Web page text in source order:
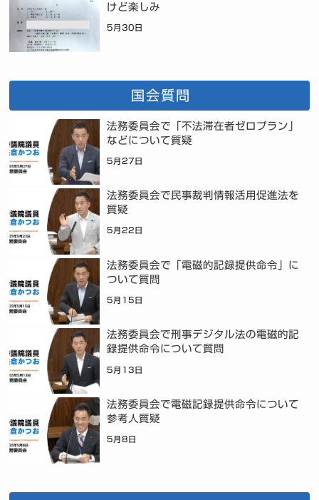
けど楽しみ
5月30日
国会質問
法務委員会で「不法滞在者ゼロプラン」
などについて質疑
5月27日
法務委員会で民事裁判情報活用促進法を
質疑
5月22日
法務委員会で「電磁的記録提供命令」に
ついて質問
5月15日
法務委員会で刑事デジタル法の電磁的記
録提供命令について質問
5月13日
法務委員会で電磁記録提供命令について
参考人質疑
5月8日